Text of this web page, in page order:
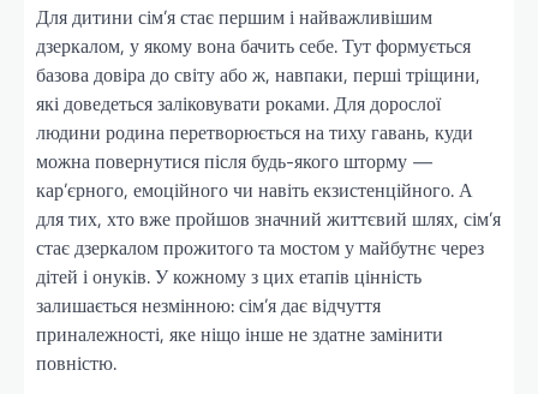
Для дитини сім’я стає першим і найважливішим
дзеркалом, у якому вона бачить себе. Тут формується
базова довіра до світу або ж, навпаки, перші тріщини,
які доведеться заліковувати роками. Для дорослої
людини родина перетворюється на тиху гавань, куди
можна повернутися після будь-якого шторму —
кар’єрного, емоційного чи навіть екзистенційного. А
для тих, хто вже пройшов значний життєвий шлях, сім’я
стає дзеркалом прожитого та мостом у майбутнє через
дітей і онуків. У кожному з цих етапів цінність
залишається незмінною: сім’я дає відчуття
приналежності, яке ніщо інше не здатне замінити
повністю.